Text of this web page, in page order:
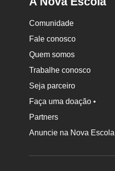
Comunidade
Fale conosco
Quem somos
Trabalhe conosco
Seja parceiro
Faça uma doação •
Partners
Anuncie na Nova Escola